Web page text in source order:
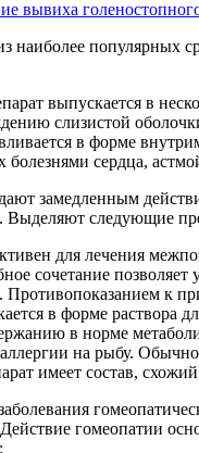
вывиха
популярных
выпускается в
слизистой
в форме
сердца,
замедленным
Выделяют следующие
для лечения
сочетание позволяет
Противопоказанием к
в форме раствора
в норме
на рыбу.
имеет состав,
гомеопатии